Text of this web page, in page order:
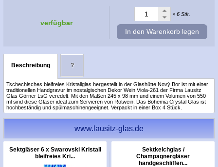
verfügbar
× 6 Stk.
In den Warenkorb legen
Beschreibung ?
Tschechisches bleifreies Kristallglas hergestellt in der Glashütte Nový Bor ist mit einer
traditionellen Handgravur im nostalgischen Dekor Wein Viola-261 der Firma Lausitz
Glas Görner LsG veredelt. Mit den Maßen 245 x 98 mm und einem Volumen von 550
ml sind diese Gläser ideal zum Servieren von Rotwein. Das Bohemia Crystal Glas ist
hochbeständig und spülmaschinengeeignet. Verpackt in einer Box 4 Stück.
www.lausitz-glas.de
Sektgläser 6 x Swarovski Kristall
bleifreies Kri...
Sektkelchglas /
Champagnergläser
handgeschliffen...